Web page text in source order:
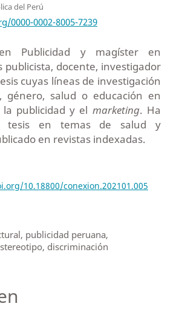
del Perú
0000-0002-8005-7239
Publicidad y magíster en
publicista, docente, investigador
cuyas líneas de investigación
género, salud o educación en
publicidad y el marketing. Ha
tesis en temas de salud y
en revistas indexadas.
10.18800/conexion.202101.005
publicidad peruana,
discriminación